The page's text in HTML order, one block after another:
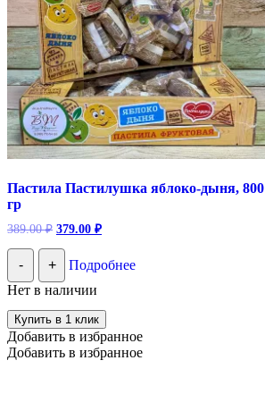
Пастила Пастилушка яблоко-дыня, 800
гр
389.00₽ Первоначальная
цена
составляла
389.00 ₽.
379.00 ₽Текущая
цена:
- +
Подробнее
Нет в наличии
Купить в 1 клик
Добавить в избранное
Добавить в избранное